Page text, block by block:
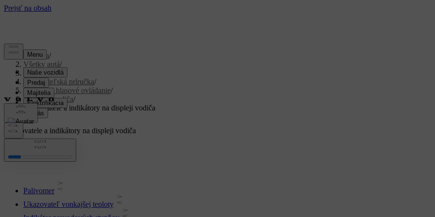
Podpora/
Všetky autá/
XC40 2024/
Používateľská príručka/
Displeje a hlasové ovládanie/
Displej vodiča/
Ukazovatele a indikátory na displeji vodiča
Ukazovatele a indikátory na displeji vodiča
Palivomer
Ukazovateľ vonkajšej teploty